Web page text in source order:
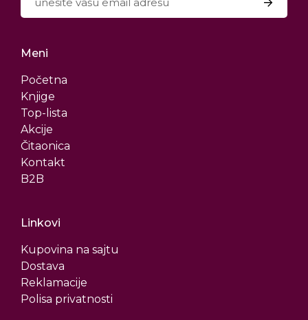
Meni
Početna
Knjige
Top-lista
Akcije
Čitaonica
Kontakt
B2B
Linkovi
Kupovina na sajtu
Dostava
Reklamacije
Polisa privatnosti